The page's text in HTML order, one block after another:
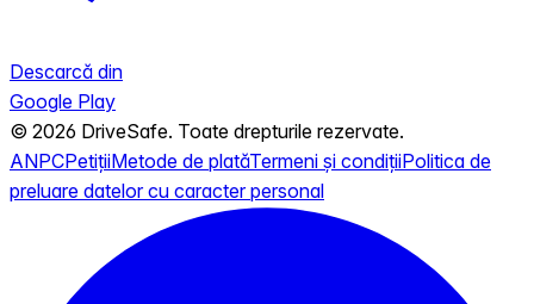
Descarcă din
Google Play
© 2026 DriveSafe. Toate drepturile rezervate.
ANPCPetițiiMetode de platăTermeni și condițiiPolitica de
preluare datelor cu caracter personal